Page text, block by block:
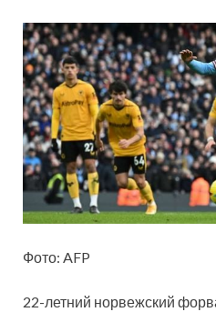
Фото: AFP
22-летний норвежский